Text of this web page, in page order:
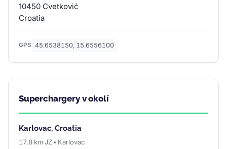
10450 Cvetković
Croatia
GPS 45.6538150, 15.6556100
Superchargery v okolí
Karlovac, Croatia
17.8 km JZ • Karlovac